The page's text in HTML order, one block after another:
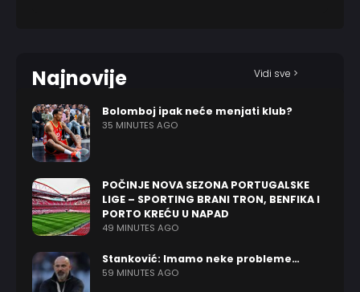
Najnovije Vidi sve >
Bolomboj ipak neće menjati klub?
35 MINUTES AGO
POČINJE NOVA SEZONA PORTUGALSKE
LIGE – SPORTING BRANI TRON, BENFIKA I
PORTO KREĆU U NAPAD
49 MINUTES AGO
Stanković: Imamo neke probleme…
59 MINUTES AGO